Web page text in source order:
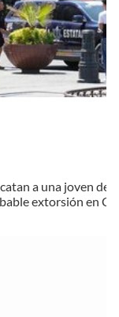
a una joven de
extorsión en